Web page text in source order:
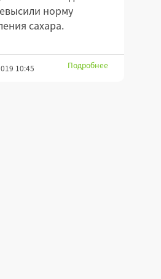
норму
сахара.
10:45 Подробнее